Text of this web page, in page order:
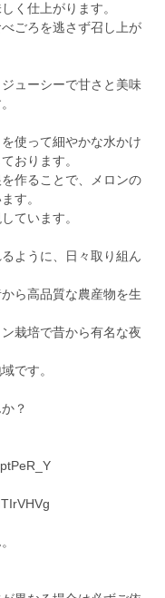
く仕上がります。
ごろを逃さず召し上が
ューシーで甘さと美味
使って細やかな水かけ
おります。
作ることで、メロンの
す。
ています。
ように、日々取り組ん
ら高品質な農産物を生
栽培で昔から有名な夜
です。
？